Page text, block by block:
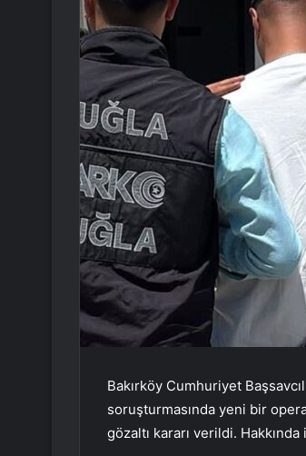
Bakırköy Cumhuriyet
soruşturmasında yeni bir
gözaltı kararı verildi. Hakkında